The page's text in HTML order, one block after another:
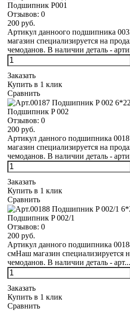
Подшипник Р001
Отзывов: 0
200 руб.
Артикул данноого подшипника
магазин специализируется на
чемоданов. В наличии деталь -
Заказать
Купить в 1 клик
Сравнить
Подшипник P 002
Отзывов: 0
200 руб.
Артикул данного подшипника
магазин специализируется на
чемоданов. В наличии деталь -
Заказать
Купить в 1 клик
Сравнить
Подшипник P 002/1
Отзывов: 0
200 руб.
Артикул данного подшипника
смНаш магазин специализируется
чемоданов. В наличии деталь - арт...
Заказать
Купить в 1 клик
Сравнить